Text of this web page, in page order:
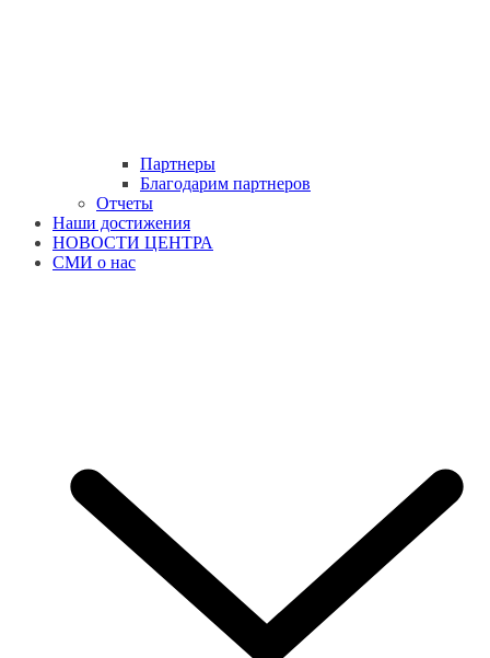
Партнеры
Благодарим партнеров
Отчеты
Наши достижения
НОВОСТИ ЦЕНТРА
СМИ о нас